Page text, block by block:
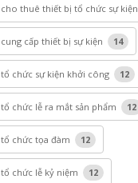
cho thuê thiết bị tổ chức sự kiện
cung cấp thiết bị sự kiện 14
tổ chức sự kiện khởi công 12
tổ chức lễ ra mắt sản phẩm 12
tổ chức tọa đàm 12
tổ chức lễ kỷ niệm 12